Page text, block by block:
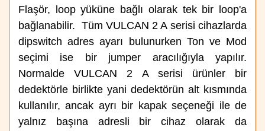
Flaşör, loop yüküne bağlı olarak tek bir loop'a
bağlanabilir. Tüm VULCAN 2 A serisi cihazlarda
dipswitch adres ayarı bulunurken Ton ve Mod
seçimi ise bir jumper aracılığıyla yapılır.
Normalde VULCAN 2 A serisi ürünler bir
dedektörle birlikte yani dedektörün alt kısmında
kullanılır, ancak ayrı bir kapak seçeneği ile de
yalnız başına adresli bir cihaz olarak da